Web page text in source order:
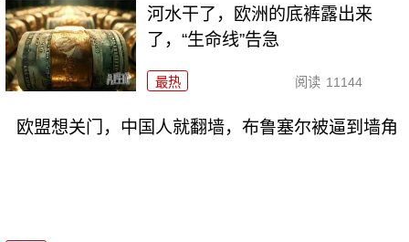
河水干了，欧洲的底裤露出来
了，“生命线”告急
最热 阅读 11144
欧盟想关门，中国人就翻墙，布鲁塞尔被逼到墙角